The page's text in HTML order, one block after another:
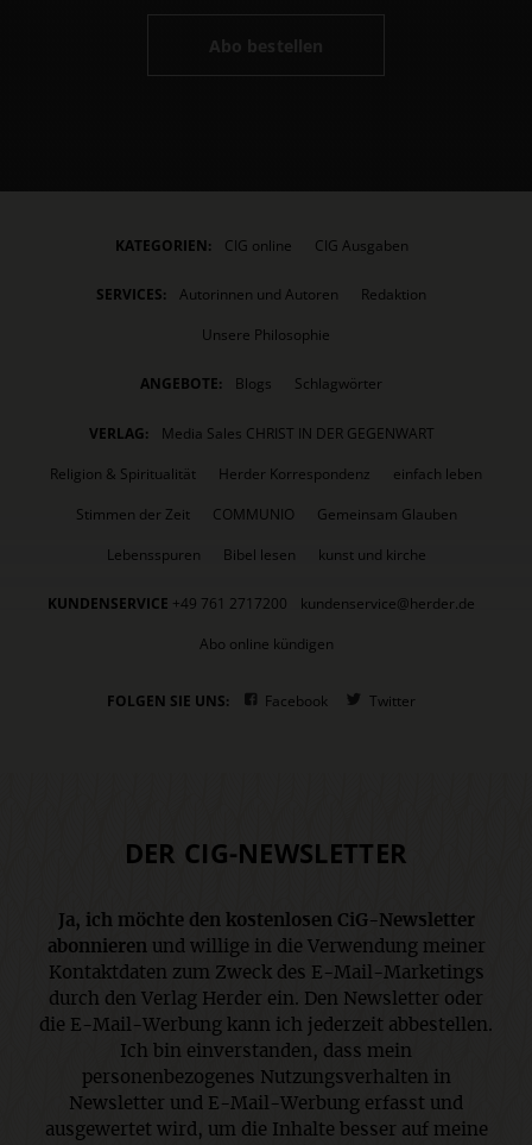
Abo bestellen
KATEGORIEN: CIG online CIG Ausgaben
SERVICES: Autorinnen und Autoren
Redaktion
Unsere Philosophie
ANGEBOTE: Blogs Schlagwörter
VERLAG:
Media Sales CHRIST IN DER GEGENWART
Religion & Spiritualität
Herder Korrespondenz
einfach leben
Stimmen der Zeit
COMMUNIO
Gemeinsam Glauben
Lebensspuren
Bibel lesen kunst und kirche
KUNDENSERVICE +49 761 2717200
kundenservice@herder.de
Abo online kündigen
FOLGEN SIE UNS: Facebook Twitter
DER CIG-NEWSLETTER
Ja, ich möchte den kostenlosen CiG-Newsletter
abonnierenund willige in die Verwendung meiner
Kontaktdaten zum Zweck des E-Mail-Marketings
durch den Verlag Herder ein. Den Newsletter oder
die E-Mail-Werbung kann ich jederzeit abbestellen.
Ich bin einverstanden, dass mein
personenbezogenes Nutzungsverhalten in
Newsletter und E-Mail-Werbung erfasst und
ausgewertet wird, um die Inhalte besser auf meine